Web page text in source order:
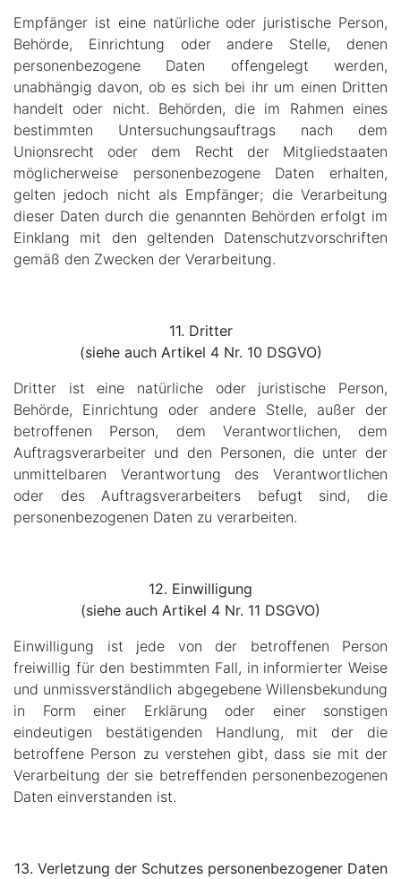
Empfänger ist eine natürliche oder juristische Person,
Behörde, Einrichtung oder andere Stelle, denen
personenbezogene Daten offengelegt werden,
unabhängig davon, ob es sich bei ihr um einen Dritten
handelt oder nicht. Behörden, die im Rahmen eines
bestimmten Untersuchungsauftrags nach dem
Unionsrecht oder dem Recht der Mitgliedstaaten
möglicherweise personenbezogene Daten erhalten,
gelten jedoch nicht als Empfänger; die Verarbeitung
dieser Daten durch die genannten Behörden erfolgt im
Einklang mit den geltenden Datenschutzvorschriften
gemäß den Zwecken der Verarbeitung.
11. Dritter
(siehe auch Artikel 4 Nr. 10 DSGVO)
Dritter ist eine natürliche oder juristische Person,
Behörde, Einrichtung oder andere Stelle, außer der
betroffenen Person, dem Verantwortlichen, dem
Auftragsverarbeiter und den Personen, die unter der
unmittelbaren Verantwortung des Verantwortlichen
oder des Auftragsverarbeiters befugt sind, die
personenbezogenen Daten zu verarbeiten.
12. Einwilligung
(siehe auch Artikel 4 Nr. 11 DSGVO)
Einwilligung ist jede von der betroffenen Person
freiwillig für den bestimmten Fall, in informierter Weise
und unmissverständlich abgegebene Willensbekundung
in Form einer Erklärung oder einer sonstigen
eindeutigen bestätigenden Handlung, mit der die
betroffene Person zu verstehen gibt, dass sie mit der
Verarbeitung der sie betreffenden personenbezogenen
Daten einverstanden ist.
13. Verletzung der Schutzes personenbezogener Daten